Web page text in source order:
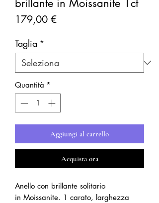
brillante in Moissanite 1ct
179,00 €Prezzo
Taglia *
Quantità *
Aggiungi al carrello
Acquista ora
Anello con brillante solitario
in Moissanite. 1 carato, larghezza